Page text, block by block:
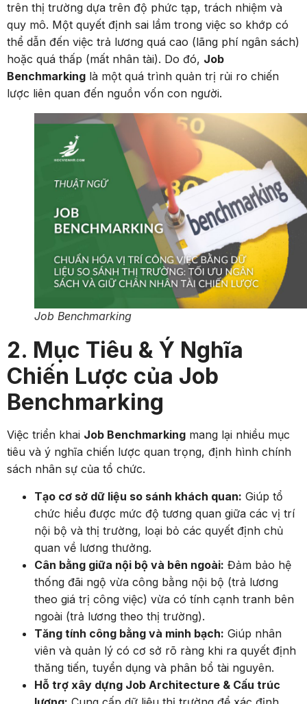
trên thị trường dựa trên độ phức tạp, trách nhiệm và
quy mô. Một quyết định sai lầm trong việc so khớp có
thể dẫn đến việc trả lương quá cao (lãng phí ngân sách)
hoặc quá thấp (mất nhân tài). Do đó, Job
Benchmarking là một quá trình quản trị rủi ro chiến
lược liên quan đến nguồn vốn con người.
Job Benchmarking
2. Mục Tiêu & Ý Nghĩa
Chiến Lược của Job
Benchmarking
Việc triển khai Job Benchmarking mang lại nhiều mục
tiêu và ý nghĩa chiến lược quan trọng, định hình chính
sách nhân sự của tổ chức.
Tạo cơ sở dữ liệu so sánh khách quan: Giúp tổ
chức hiểu được mức độ tương quan giữa các vị trí
nội bộ và thị trường, loại bỏ các quyết định chủ
quan về lương thưởng.
Cân bằng giữa nội bộ và bên ngoài: Đảm bảo hệ
thống đãi ngộ vừa công bằng nội bộ (trả lương
theo giá trị công việc) vừa có tính cạnh tranh bên
ngoài (trả lương theo thị trường).
Tăng tính công bằng và minh bạch: Giúp nhân
viên và quản lý có cơ sở rõ ràng khi ra quyết định
thăng tiến, tuyển dụng và phân bổ tài nguyên.
Hỗ trợ xây dựng Job Architecture & Cấu trúc